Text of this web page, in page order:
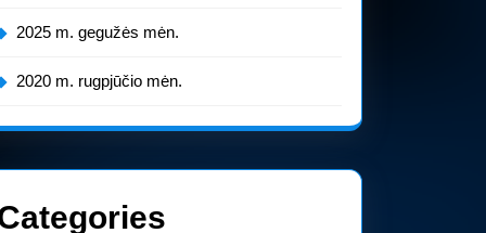
2025 m. gegužės mėn.
2020 m. rugpjūčio mėn.